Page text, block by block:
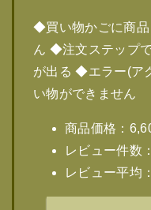
◆買い物かごに商品
ん ◆注文ステップ
が出る ◆エラー(ア
い物ができません
商品価格：
レビュー件数
レビュー平均